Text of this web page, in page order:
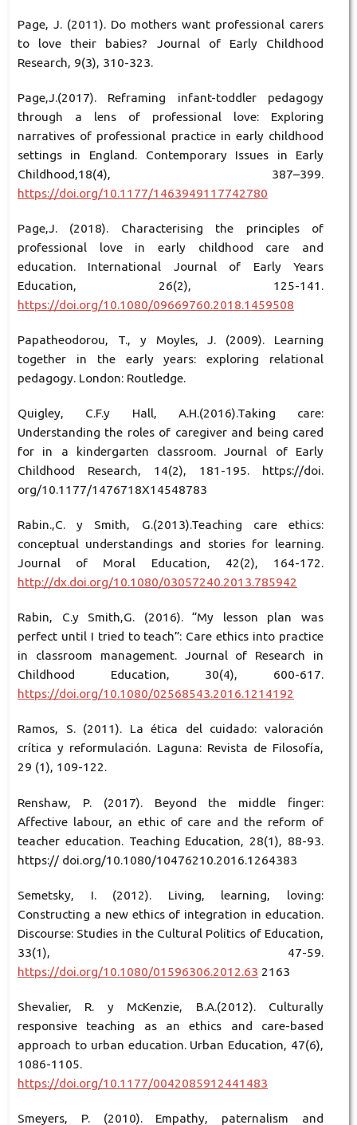
Page, J. (2011). Do mothers want professional carers
to love their babies? Journal of Early Childhood
Research, 9(3), 310-323.
Page,J.(2017). Reframing infant-toddler pedagogy
through a lens of professional love: Exploring
narratives of professional practice in early childhood
settings in England. Contemporary Issues in Early
Childhood,18(4), 387–399.
https://doi.org/10.1177/1463949117742780
Page,J. (2018). Characterising the principles of
professional love in early childhood care and
education. International Journal of Early Years
Education, 26(2), 125-141.
https://doi.org/10.1080/09669760.2018.1459508
Papatheodorou, T., y Moyles, J. (2009). Learning
together in the early years: exploring relational
pedagogy. London: Routledge.
Quigley, C.F.y Hall, A.H.(2016).Taking care:
Understanding the roles of caregiver and being cared
for in a kindergarten classroom. Journal of Early
Childhood Research, 14(2), 181-195. https://doi.
org/10.1177/1476718X14548783
Rabin.,C. y Smith, G.(2013).Teaching care ethics:
conceptual understandings and stories for learning.
Journal of Moral Education, 42(2), 164-172.
http://dx.doi.org/10.1080/03057240.2013.785942
Rabin, C.y Smith,G. (2016). “My lesson plan was
perfect until I tried to teach”: Care ethics into practice
in classroom management. Journal of Research in
Childhood Education, 30(4), 600-617.
https://doi.org/10.1080/02568543.2016.1214192
Ramos, S. (2011). La ética del cuidado: valoración
crítica y reformulación. Laguna: Revista de Filosofía,
29 (1), 109-122.
Renshaw, P. (2017). Beyond the middle finger:
Affective labour, an ethic of care and the reform of
teacher education. Teaching Education, 28(1), 88-93.
https:// doi.org/10.1080/10476210.2016.1264383
Semetsky, I. (2012). Living, learning, loving:
Constructing a new ethics of integration in education.
Discourse: Studies in the Cultural Politics of Education,
33(1), 47-59.
https://doi.org/10.1080/01596306.2012.63 2163
Shevalier, R. y McKenzie, B.A.(2012). Culturally
responsive teaching as an ethics and care-based
approach to urban education. Urban Education, 47(6),
1086-1105.
https://doi.org/10.1177/0042085912441483
Smeyers, P. (2010). Empathy, paternalism and